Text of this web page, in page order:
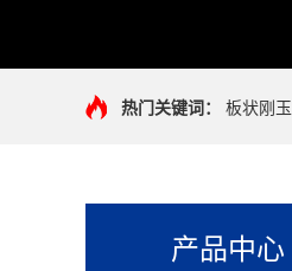
热门关键词： 板状刚玉
产品中心